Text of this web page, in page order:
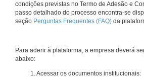
condições previstas no Termo de Adesão e
passo detalhado do processo encontra-se
seção Perguntas Frequentes (FAQ) da
Para aderir à plataforma, a empresa deverá
abaixo:
1. Acessar os documentos institucionais: